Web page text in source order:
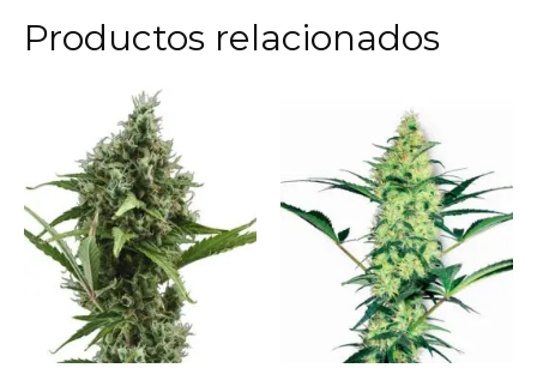
Productos relacionados